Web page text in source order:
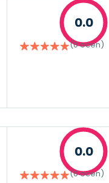
0.0
(0 ocen)
0.0
(0 ocen)